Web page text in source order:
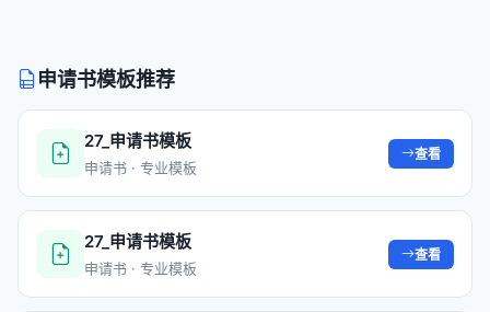
申请书模板推荐
27_申请书模板
申请书 · 专业模板
查看
27_申请书模板
申请书 · 专业模板
查看